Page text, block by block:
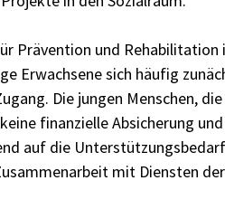
Prävention und
Erwachsene sich häufig
Die jungen Menschen,
finanzielle Absicherung
auf die
mit Diensten